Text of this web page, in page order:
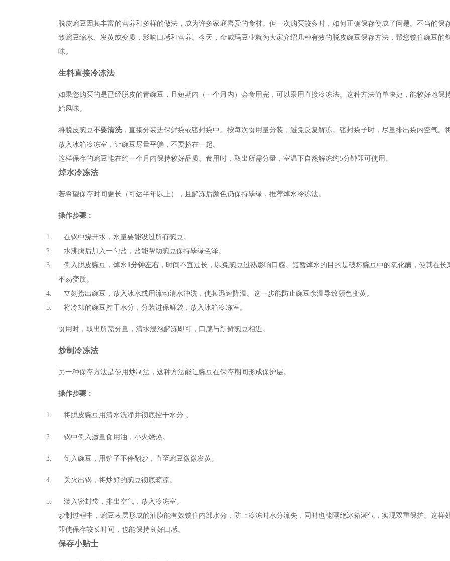
脱皮豌豆因其丰富的营养和多样的做法，成为许多家庭喜爱的食材。但一次购买较多时，如何正确保存便成了问题。不当的保
致豌豆缩水、发黄或变质，影响口感和营养。今天，金威玛豆业就为大家介绍几种有效的脱皮豌豆保存方法，帮您锁住豌豆的
味。
生料直接冷冻法
如果您购买的是已经脱皮的青豌豆，且短期内（一个月内）会食用完，可以采用直接冷冻法。这种方法简单快捷，能较好地保
始风味。
将脱皮豌豆不要清洗，直接分装进保鲜袋或密封袋中。按每次食用量分装，避免反复解冻。密封袋子时，尽量排出袋内空气。
放入冰箱冷冻室，让豌豆尽量平躺，不要挤在一起。
这样保存的豌豆能在约一个月内保持较好品质。食用时，取出所需分量，室温下自然解冻约5分钟即可使用。
焯水冷冻法
若希望保存时间更长（可达半年以上），且解冻后颜色仍保持翠绿，推荐焯水冷冻法。
操作步骤：
1. 在锅中烧开水，水量要能没过所有豌豆。
2. 水沸腾后加入一勺盐，盐能帮助豌豆保持翠绿色泽。
3. 倒入脱皮豌豆，焯水1分钟左右 ，时间不宜过长，以免豌豆过熟影响口感。短暂焯水的目的是破坏豌豆中的氧化酶，使其在长
不易变质。
4. 立刻捞出豌豆，放入冰水或用流动清水冲洗，使其迅速降温。这一步能防止豌豆余温导致颜色变黄。
5. 将冷却的豌豆控干水分，分装进保鲜袋，放入冰箱冷冻室。
食用时，取出所需分量，清水浸泡解冻即可，口感与新鲜豌豆相近。
炒制冷冻法
另一种保存方法是使用炒制法，这种方法能让豌豆在保存期间形成保护层。
操作步骤：
1. 将脱皮豌豆用清水洗净并彻底控干水分 。
2. 锅中倒入适量食用油，小火烧热。
3. 倒入豌豆，用铲子不停翻炒，直至豌豆微微发黄。
4. 关火出锅，将炒好的豌豆彻底晾凉。
5. 装入密封袋，排出空气，放入冷冻室。
炒制过程中，豌豆表层形成的油膜能有效锁住内部水分，防止冷冻时水分流失，同时也能隔绝冰箱潮气，实现双重保护。这样
即使保存较长时间，也能保持良好口感。
保存小贴士